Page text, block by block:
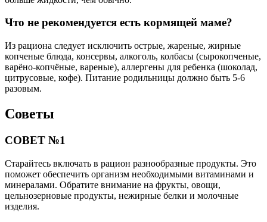
Что не рекомендуется есть кормящей маме?
Из рациона следует исключить острые, жареные, жирные
копченые блюда, консервы, алкоголь, колбасы (сырокопченые,
варёно-копчёные, вареные), аллергены для ребенка (шоколад,
цитрусовые, кофе). Питание родильницы должно быть 5-6
разовым.
Советы
СОВЕТ №1
Старайтесь включать в рацион разнообразные продукты. Это
поможет обеспечить организм необходимыми витаминами и
минералами. Обратите внимание на фрукты, овощи,
цельнозерновые продукты, нежирные белки и молочные
изделия.